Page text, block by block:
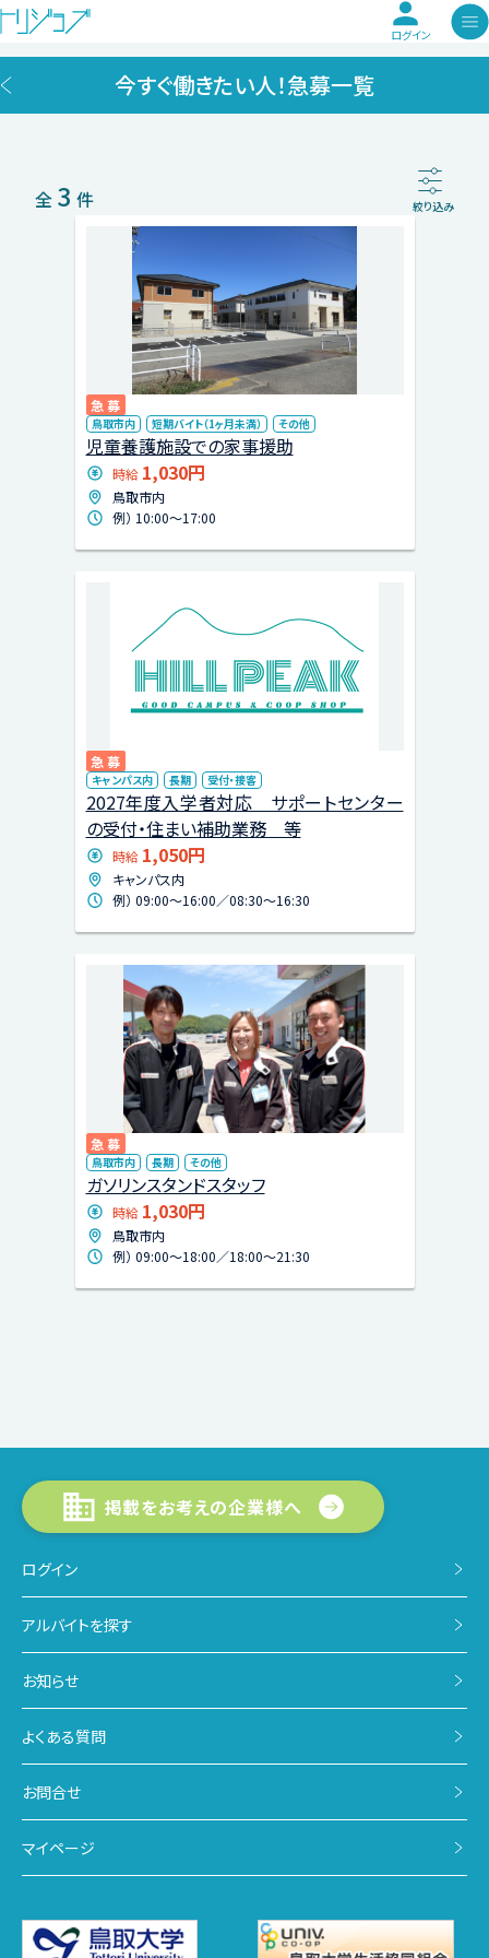
ログイン
今すぐ働きたい人！急募一覧
全 3 件 絞り込み
急募
鳥取市内 短期バイト（1ヶ月未満） その他
児童養護施設での家事援助
時給 1,030円
鳥取市内
例） 10:00〜17:00
急募
キャンパス内 長期 受付・接客
2027年度入学者対応 サポートセンター
の受付・住まい補助業務 等
時給 1,050円
キャンパス内
例） 09:00〜16:00／08:30〜16:30
急募
鳥取市内 長期 その他
ガソリンスタンドスタッフ
時給 1,030円
鳥取市内
例） 09:00〜18:00／18:00〜21:30
掲載をお考えの企業様へ
ログイン
アルバイトを探す
お知らせ
よくある質問
お問合せ
マイページ